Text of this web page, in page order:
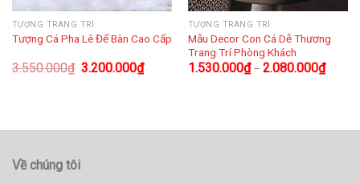
TƯỢNG TRANG TRÍ
Tượng Cá Pha Lê Để Bàn Cao Cấp
3.550.000₫ 3.200.000₫
TƯỢNG TRANG TRÍ
Mẫu Decor Con Cá Dễ Thương
Trang Trí Phòng Khách
1.530.000₫– 2.080.000₫
Về chúng tôi